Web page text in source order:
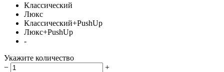
Классический
Люкс
Классический+PushUp
Люкс+PushUp
-
Укажите количество
−
+